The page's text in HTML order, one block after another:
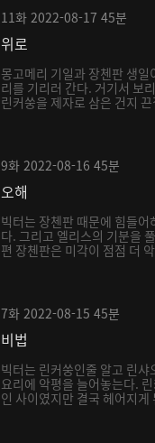
11화 2022-08-17 45분
위로
몽고메리 기일과 장첸판 생
리를 기리러 간다. 거기서 보
린커쑹을 제자로 삼은 건지
9화 2022-08-16 45분
오해
빅터는 장첸판 때문에 힘들
다. 그리고 엘리스의 기분을
편 장첸판은 미각이 점점 더
7화 2022-08-15 45분
비법
빅터는 린커쑹인줄 알고 린
요리에 악평을 늘어놓는다.
인 사이였지만 결국 헤어지